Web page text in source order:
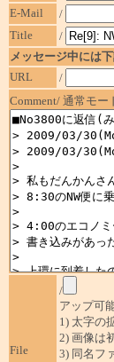
E-Mail
/
Title
/
メッセージ中には
URL
/
Comment/ 通常モー
File
/
アップ可
1) 太字の
2) 画像は
3) 同名フ